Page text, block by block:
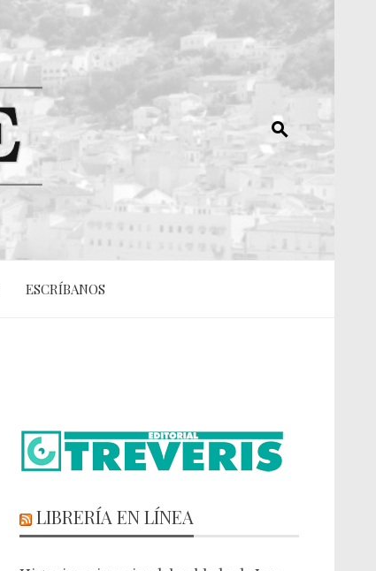
ESCRÍBANOS
LIBRERÍA EN LÍNEA